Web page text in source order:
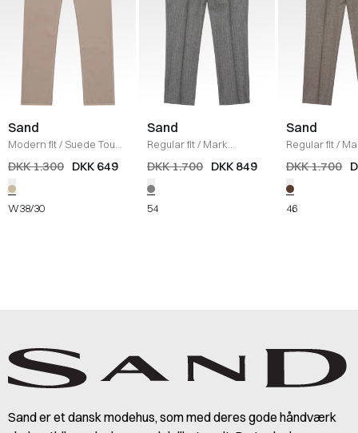
Sand
Modern fit/ Suede Touch
Burton Jeans
/SAND
DKK 1.300 DKK 649
W38/30
Sand
Regular fit/ Mark
Habitbukser
GRÅ
DKK 1.700 DKK 849
54
Sand
Regular fit/
Bukser
BRUN
DKK 1.700
46
Sand er et dansk modehus, som med deres gode håndværk